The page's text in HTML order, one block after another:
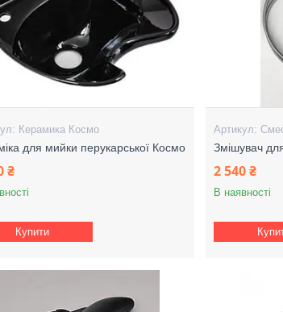
Керамика Космо
для мийки перукарської Космо
₴
Купити
Змішувач
2 540 ₴
В наявності